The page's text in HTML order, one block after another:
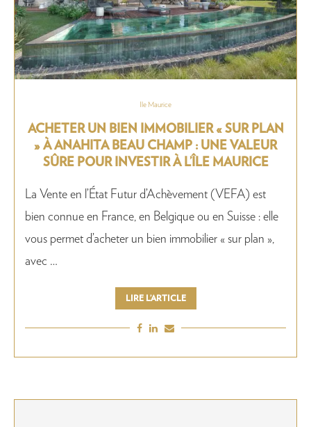
Ile Maurice
ACHETER UN BIEN IMMOBILIER « SUR PLAN
» À ANAHITA BEAU CHAMP : UNE VALEUR
SÛRE POUR INVESTIR À L’ÎLE MAURICE
La Vente en l’État Futur d’Achèvement (VEFA) est
bien connue en France, en Belgique ou en Suisse : elle
vous permet d’acheter un bien immobilier « sur plan »,
avec …
LIRE L’ARTICLE